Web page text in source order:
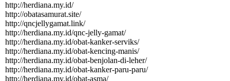
http://herdiana.my.id/
http:­//­obatasamurat.­site/­
http:­//­qncjellygamat.­link/­
http:­//­herdiana.­my.­id/­qnc-­jelly-­gamat/­
http:­//­herdiana.­my.­id/­obat-­kanker-­serviks/­
http:­//­herdiana.­my.­id/­obat-­kencing-­manis/­
http:­//­herdiana.­my.­id/­obat-­benjolan-­di-­leher/­
http:­//­herdiana.­my.­id/­obat-­kanker-­paru-­paru/­
http:­//­herdiana.­my.­id/­obat-­asma/­